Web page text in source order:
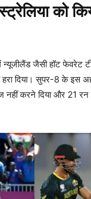
को
जैसी हॉट फेवरेट
हरा दिया। सुपर-8 के इस
नहीं करने दिया और 21